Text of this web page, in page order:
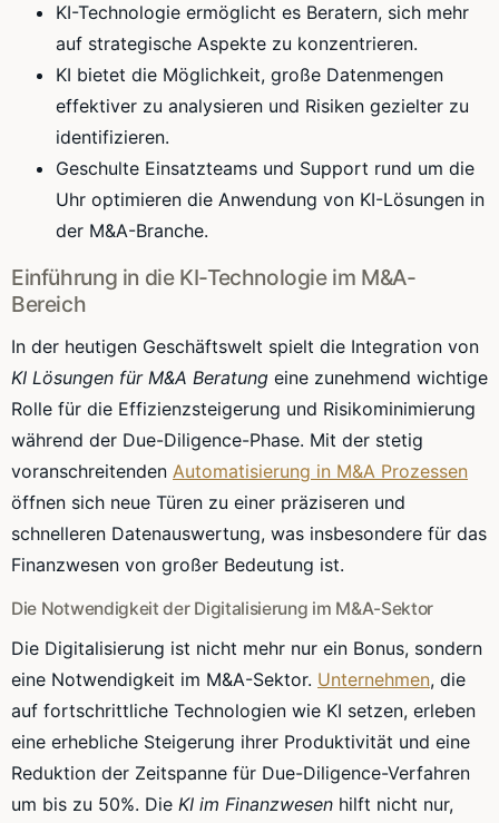
KI-Technologie ermöglicht es Beratern, sich mehr
auf strategische Aspekte zu konzentrieren.
KI bietet die Möglichkeit, große Datenmengen
effektiver zu analysieren und Risiken gezielter zu
identifizieren.
Geschulte Einsatzteams und Support rund um die
Uhr optimieren die Anwendung von KI-Lösungen in
der M&A-Branche.
Einführung in die KI-Technologie im M&A-
Bereich
In der heutigen Geschäftswelt spielt die Integration von
KI Lösungen für M&A Beratung eine zunehmend wichtige
Rolle für die Effizienzsteigerung und Risikominimierung
während der Due-Diligence-Phase. Mit der stetig
voranschreitenden Automatisierung in M&A Prozessen
öffnen sich neue Türen zu einer präziseren und
schnelleren Datenauswertung, was insbesondere für das
Finanzwesen von großer Bedeutung ist.
Die Notwendigkeit der Digitalisierung im M&A-Sektor
Die Digitalisierung ist nicht mehr nur ein Bonus, sondern
eine Notwendigkeit im M&A-Sektor. Unternehmen, die
auf fortschrittliche Technologien wie KI setzen, erleben
eine erhebliche Steigerung ihrer Produktivität und eine
Reduktion der Zeitspanne für Due-Diligence-Verfahren
um bis zu 50%. Die KI im Finanzwesen hilft nicht nur,